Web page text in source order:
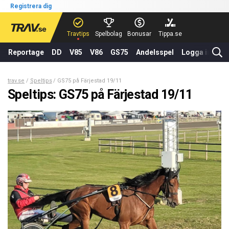
Registrera dig
Travtips Spelbolag Bonusar Tippa.se
Reportage DD V85 V86 GS75 Andelsspel Logga in
trav.se Speltips GS75 på Färjestad 19/11
Speltips: GS75 på Färjestad 19/11